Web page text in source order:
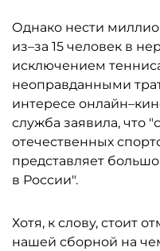
Однако нести
из–за 15 человек в
исключением
неоправданными
интересе
служба заявила, что
отечественных
представляет
в России".
Хотя, к слову, стоит
нашей сборной на